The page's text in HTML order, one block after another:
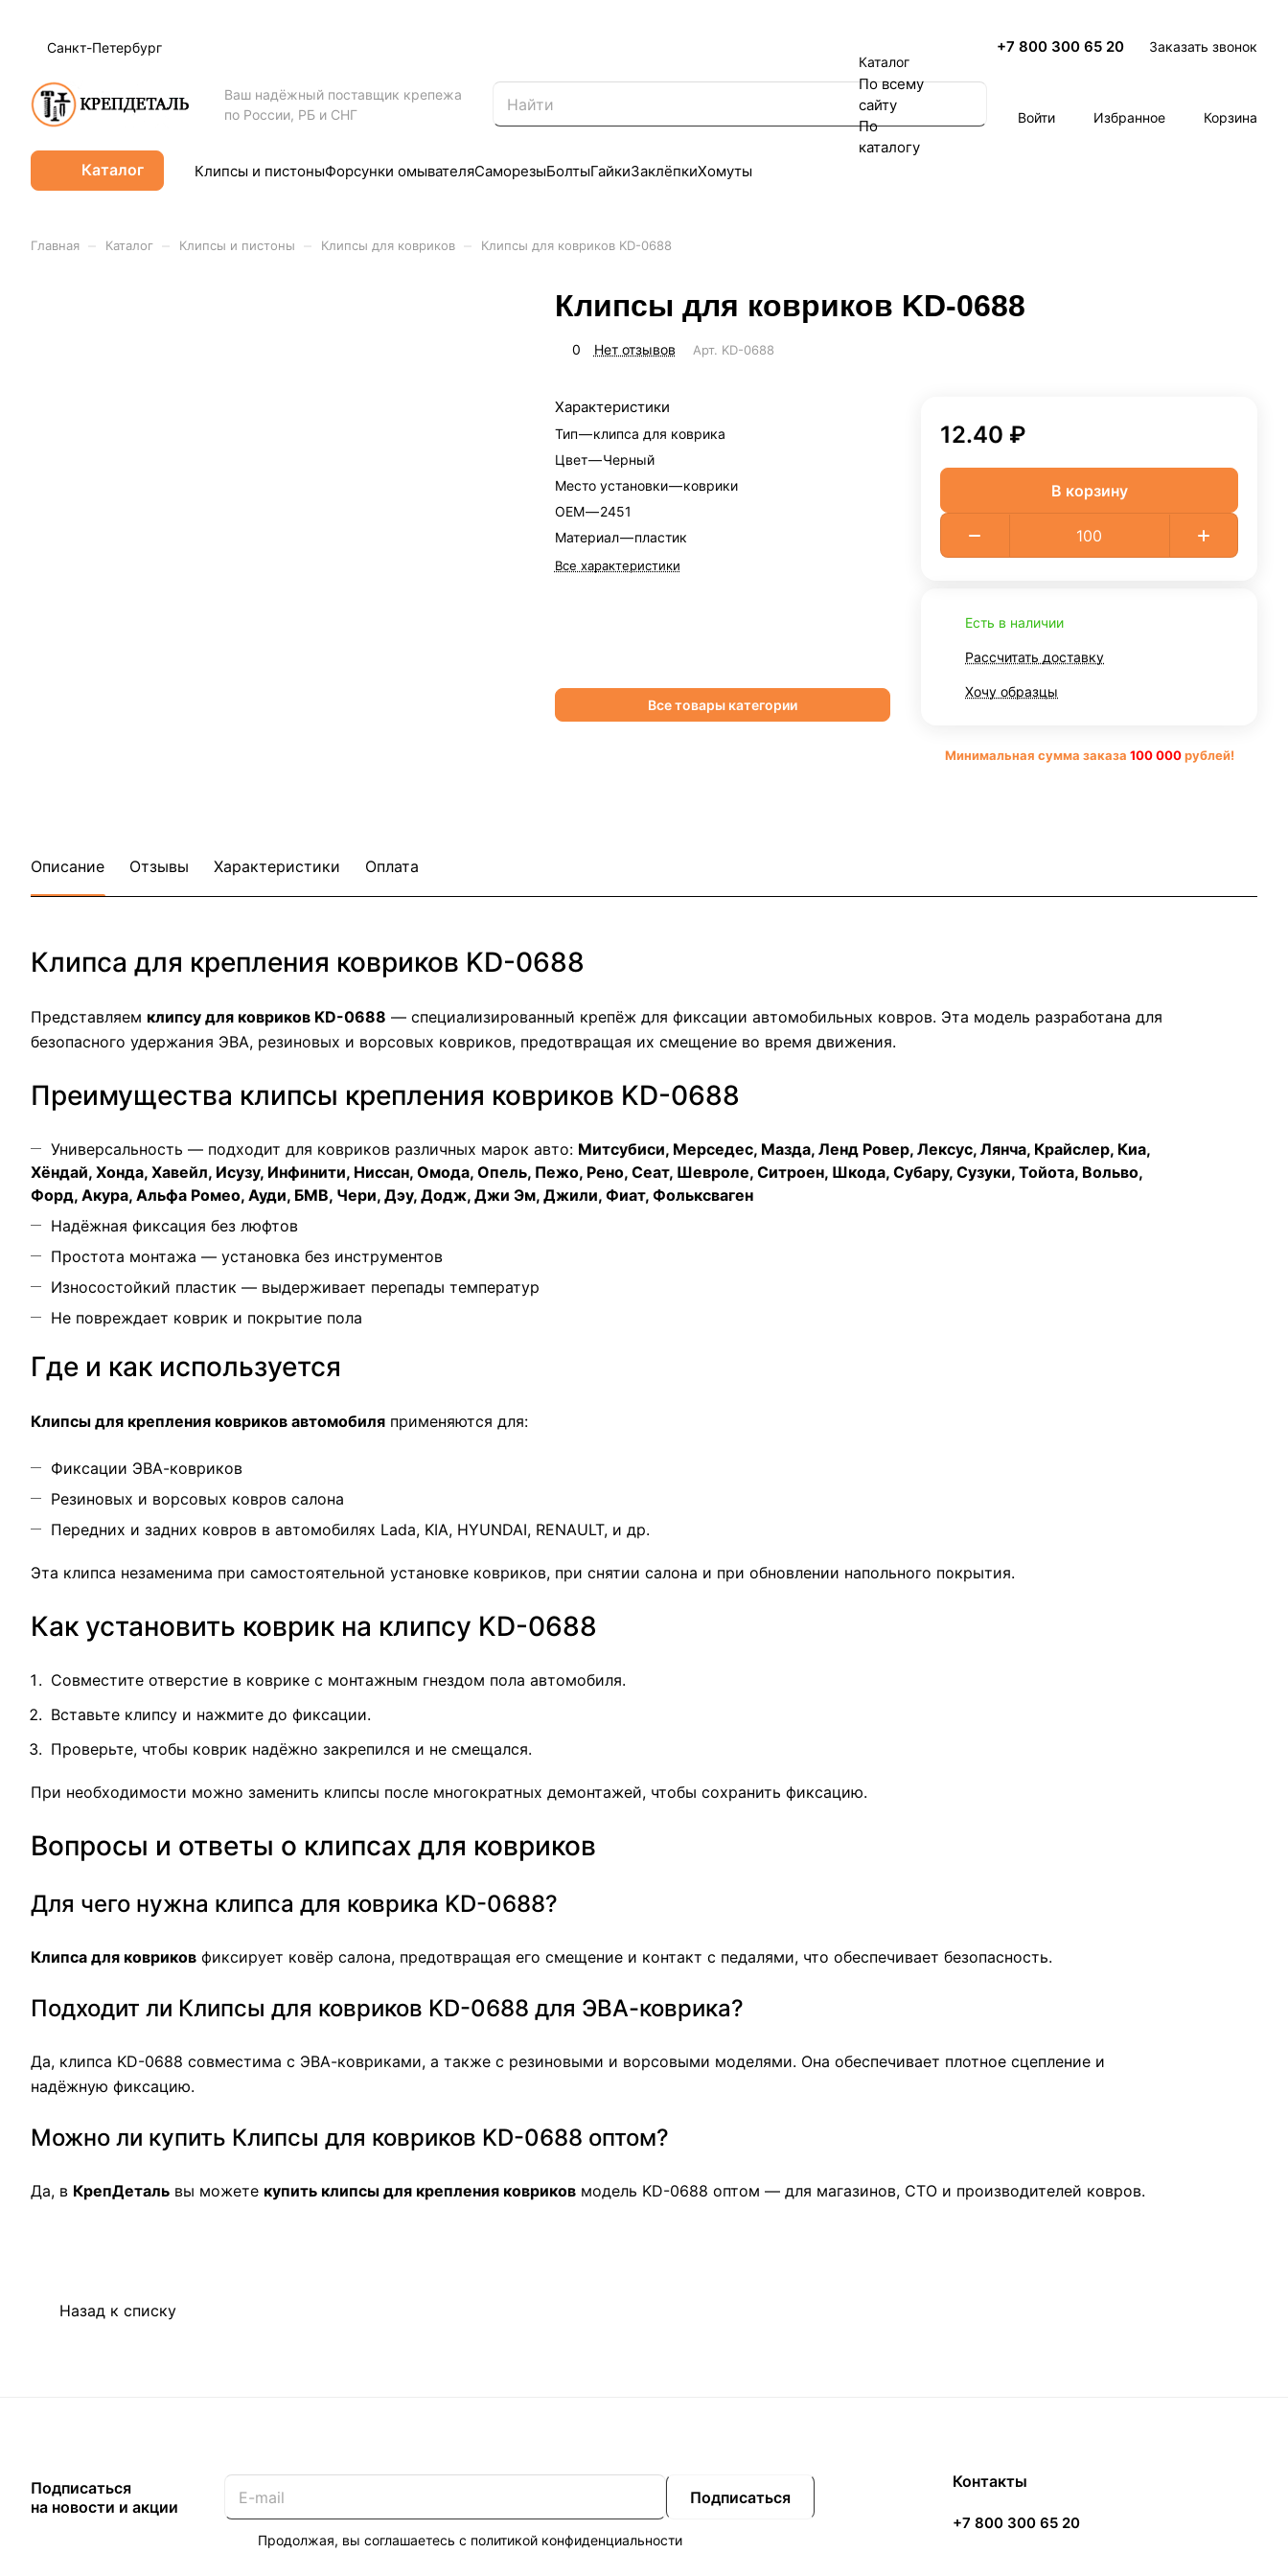
Санкт-Петербург +7 800 300 65 20 Заказать звонок
Ваш надёжный поставщик крепежа
по России, РБ и СНГ
Каталог
По всему
сайту
По
каталогу
Войти Избранное Корзина
Каталог Клипсы и пистоныФорсунки омывателяСаморезыБолтыГайкиЗаклёпкиХомуты
Главная Каталог Клипсы и пистоны Клипсы для ковриков Клипсы для ковриков KD-0688
Клипсы для ковриков KD-0688
0 Нет отзывов Арт. KD-0688
Характеристики
Тип—клипса для коврика
Цвет—Черный
Место установки—коврики
OEM—2451
Материал—пластик
Все характеристики
Все товары категории
12.40 ₽
В корзину
Есть в наличии
Рассчитать доставку
Хочу образцы
Минимальная сумма заказа 100 000рублей!
Описание Отзывы Характеристики Оплата
Клипса для крепления ковриков KD-0688
Представляем клипсу для ковриков KD-0688 — специализированный крепёж для фиксации автомобильных ковров. Эта модель разработана для
безопасного удержания ЭВА, резиновых и ворсовых ковриков, предотвращая их смещение во время движения.
Преимущества клипсы крепления ковриков KD-0688
Универсальность — подходит для ковриков различных марок авто: Митсубиси, Мерседес, Мазда, Ленд Ровер, Лексус, Лянча, Крайслер, Киа,
Хёндай, Хонда, Хавейл, Исузу, Инфинити, Ниссан, Омода, Опель, Пежо, Рено, Сеат, Шевроле, Ситроен, Шкода, Субару, Сузуки, Тойота, Вольво,
Форд, Акура, Альфа Ромео, Ауди, БМВ, Чери, Дэу, Додж, Джи Эм, Джили, Фиат, Фольксваген
Надёжная фиксация без люфтов
Простота монтажа — установка без инструментов
Износостойкий пластик — выдерживает перепады температур
Не повреждает коврик и покрытие пола
Где и как используется
Клипсы для крепления ковриков автомобиля применяются для:
Фиксации ЭВА-ковриков
Резиновых и ворсовых ковров салона
Передних и задних ковров в автомобилях Lada, KIA, HYUNDAI, RENAULT, и др.
Эта клипса незаменима при самостоятельной установке ковриков, при снятии салона и при обновлении напольного покрытия.
Как установить коврик на клипсу KD-0688
Совместите отверстие в коврике с монтажным гнездом пола автомобиля.
Вставьте клипсу и нажмите до фиксации.
Проверьте, чтобы коврик надёжно закрепился и не смещался.
При необходимости можно заменить клипсы после многократных демонтажей, чтобы сохранить фиксацию.
Вопросы и ответы о клипсах для ковриков
Для чего нужна клипса для коврика KD-0688?
Клипса для ковриков фиксирует ковёр салона, предотвращая его смещение и контакт с педалями, что обеспечивает безопасность.
Подходит ли Клипсы для ковриков KD-0688 для ЭВА-коврика?
Да, клипса KD-0688 совместима с ЭВА-ковриками, а также с резиновыми и ворсовыми моделями. Она обеспечивает плотное сцепление и
надёжную фиксацию.
Можно ли купить Клипсы для ковриков KD-0688 оптом?
Да, в КрепДеталь вы можете купить клипсы для крепления ковриков модель KD-0688 оптом — для магазинов, СТО и производителей ковров.
Назад к списку
Подписаться
на новости и акции
Подписаться
Продолжая, вы соглашаетесь с политикой конфиденциальности
Контакты
+7 800 300 65 20